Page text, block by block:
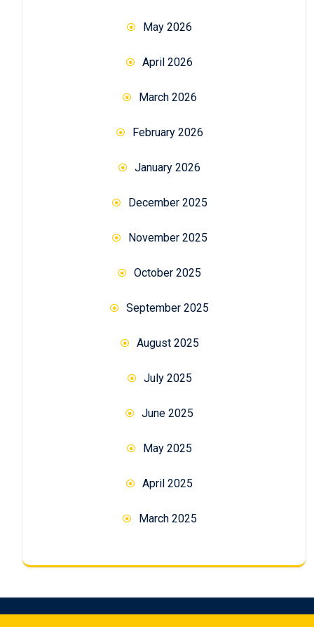
May 2026
April 2026
March 2026
February 2026
January 2026
December 2025
November 2025
October 2025
September 2025
August 2025
July 2025
June 2025
May 2025
April 2025
March 2025